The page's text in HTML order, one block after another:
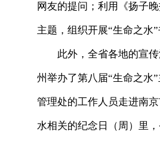
网友的提问；利用《扬子
主题，组织开展“生命之水
此外，全省各地的宣传
州举办了第八届“生命之水
管理处的工作人员走进南
水相关的纪念日（周）里